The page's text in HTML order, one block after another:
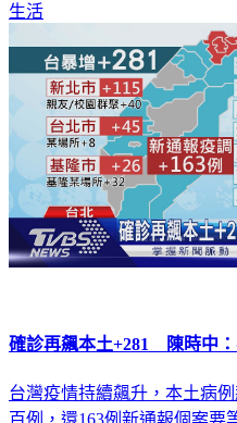
生活
確診再飆本土+281 陳時中
台灣疫情持續飆升，本土病
百例，還163例新通報個案要